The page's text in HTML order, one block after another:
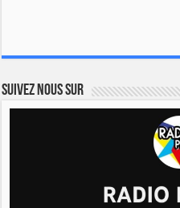
Suivez nous sur